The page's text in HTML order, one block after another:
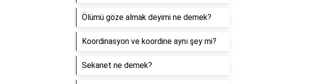
Ölümü göze almak deyimi ne demek?
Koordinasyon ve koordine aynı şey mi?
Sekanet ne demek?